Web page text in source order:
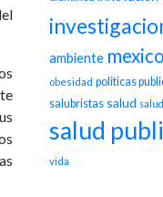
ambiente mexico
obesidad politicas
salubristas salud
salud
vida